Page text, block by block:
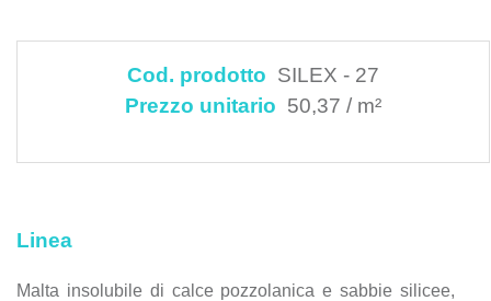
Cod. prodotto SILEX - 27
Prezzo unitario 50,37 / m²
Linea
Malta insolubile di calce pozzolanica e sabbie silicee,